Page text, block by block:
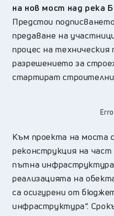
на нов мост над река
Предстои
предаване на
процес на техническия
разрешението за
стартират
Към проекта на моста
реконструкция на
пътна
реализацията на
са осигурени от
инфраструктура“.